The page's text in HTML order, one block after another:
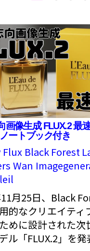
画像生成 FLUX.2 最
ートブック付き
Flux Black Forest
Wan
月25日、Black
的なクリエイティ
めに設計された次
ル「FLUX.2」を発